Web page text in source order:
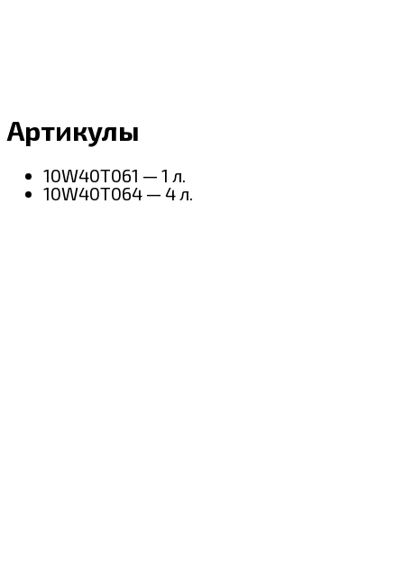
Артикулы
10W40T061 — 1 л.
10W40T064 — 4 л.